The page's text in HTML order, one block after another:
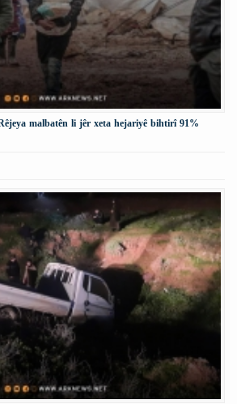
malbatên li jêr xeta hejariyê bihtirî 91%